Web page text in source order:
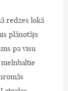
redzes lokā
plānotājs
pa visu